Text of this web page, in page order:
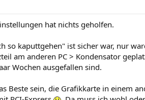
hat nichts geholfen.
so kaputtgehen" ist sicher war, nur
am anderen PC > Kondensator
Wochen ausgefallen sind.
Beste sein, die Grafikkarte in einem